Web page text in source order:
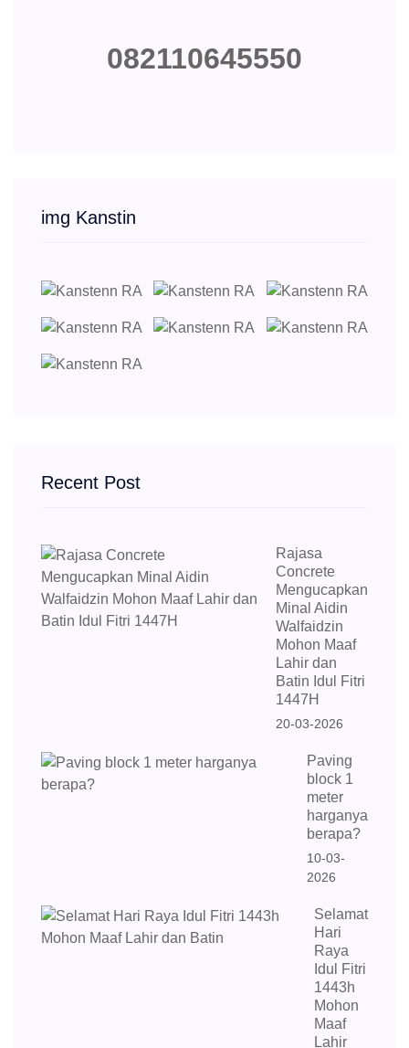
082110645550
img Kanstin
Recent Post
Rajasa
Concrete
Mengucapkan
Minal Aidin
Walfaidzin
Mohon Maaf
Lahir dan
Batin Idul Fitri
1447H
20-03-2026
Paving
block 1
meter
harganya
berapa?
10-03-
2026
Selamat
Hari
Raya
Idul Fitri
1443h
Mohon
Maaf
Lahir